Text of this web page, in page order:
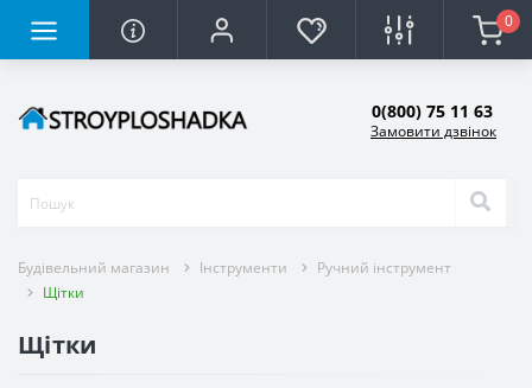
0
0(800) 75 11 63
Замовити дзвінок
Будівельний магазин Інструменти
Ручний інструмент
Щітки
Щітки